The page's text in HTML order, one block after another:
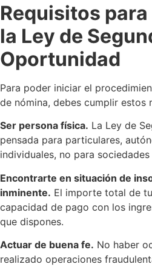
Requisitos
la Ley de
Oportunidad
Para poder iniciar el
de nómina, debes cumplir estos
Ser persona física. La Ley de
pensada para particulares,
individuales, no para
Encontrarte en situación de
inminente. El importe total de
capacidad de pago con los
que dispones.
Actuar de buena fe. No haber
realizado operaciones